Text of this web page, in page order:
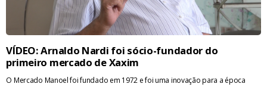
VÍDEO: Arnaldo Nardi foi sócio-fundador do
primeiro mercado de Xaxim
O Mercado Manoel foi fundado em 1972 e foi uma inovação para a época